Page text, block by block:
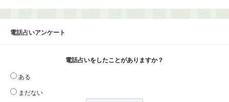
電話占いアンケート
電話占いをしたことがありますか？
ある
まだない